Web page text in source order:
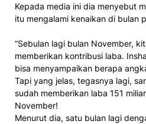
Kepada media ini dia menyebut
itu mengalami kenaikan di bulan
“Sebulan lagi bulan November,
memberikan kontribusi laba.
bisa menyampaikan berapa
Tapi yang jelas, tegasnya lagi,
sudah memberikan laba 151
November!
Menurut dia, satu bulan lagi